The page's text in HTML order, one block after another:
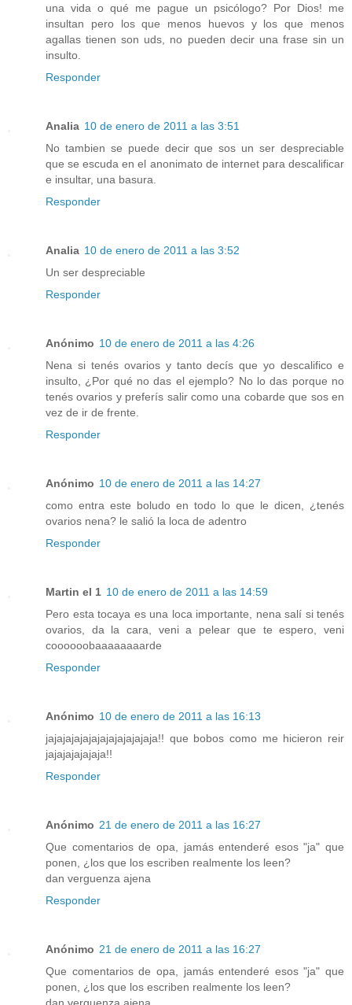
una vida o qué me pague un psicólogo? Por Dios! me
insultan pero los que menos huevos y los que menos
agallas tienen son uds, no pueden decir una frase sin un
insulto.
Responder
Analia 10 de enero de 2011 a las 3:51
No tambien se puede decir que sos un ser despreciable
que se escuda en el anonimato de internet para descalificar
e insultar, una basura.
Responder
Analia 10 de enero de 2011 a las 3:52
Un ser despreciable
Responder
Anónimo 10 de enero de 2011 a las 4:26
Nena si tenés ovarios y tanto decís que yo descalifico e
insulto, ¿Por qué no das el ejemplo? No lo das porque no
tenés ovarios y preferís salir como una cobarde que sos en
vez de ir de frente.
Responder
Anónimo 10 de enero de 2011 a las 14:27
como entra este boludo en todo lo que le dicen, ¿tenés
ovarios nena? le salió la loca de adentro
Responder
Martin el 1 10 de enero de 2011 a las 14:59
Pero esta tocaya es una loca importante, nena salí si tenés
ovarios, da la cara, veni a pelear que te espero, veni
coooooobaaaaaaaarde
Responder
Anónimo 10 de enero de 2011 a las 16:13
jajajajajajajajajajajajaja!! que bobos como me hicieron reir
jajajajajajaja!!
Responder
Anónimo 21 de enero de 2011 a las 16:27
Que comentarios de opa, jamás entenderé esos "ja" que
ponen, ¿los que los escriben realmente los leen?
dan verguenza ajena
Responder
Anónimo 21 de enero de 2011 a las 16:27
Que comentarios de opa, jamás entenderé esos "ja" que
ponen, ¿los que los escriben realmente los leen?